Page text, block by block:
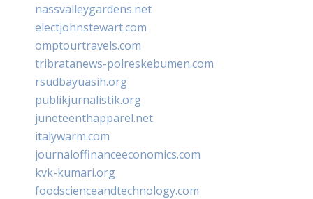
nassvalleygardens.net
electjohnstewart.com
omptourtravels.com
tribratanews-polreskebumen.com
rsudbayuasih.org
publikjurnalistik.org
juneteenthapparel.net
italywarm.com
journaloffinanceeconomics.com
kvk-kumari.org
foodscienceandtechnology.com